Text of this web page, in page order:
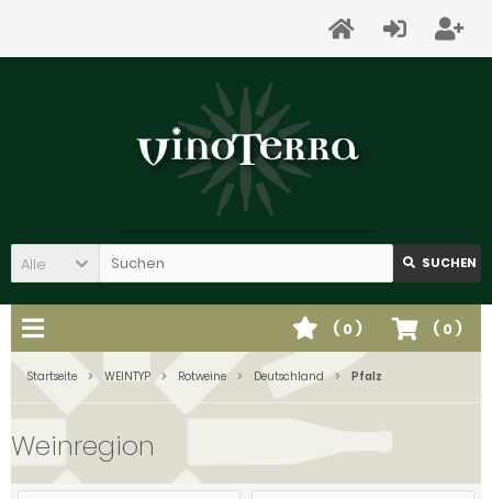
Alle SUCHEN
( 0)
( 0)
Startseite WEINTYP Rotweine Deutschland Pfalz
Weinregion